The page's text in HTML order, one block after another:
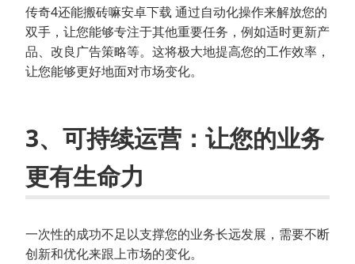
传奇4还能搬砖嘛安卓下载 通过自动化操作来解放您的
双手，让您能够专注于其他重要任务，例如适时更新产
品、改良广告策略等。这将极大地提高您的工作效率，
让您能够更好地面对市场变化。
3、可持续运营：让您的业务
更有生命力
一次性的成功不足以支撑您的业务长远发展，需要不断
创新和优化来跟上市场的变化。